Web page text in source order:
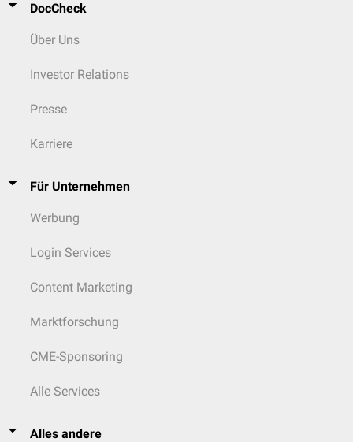
DocCheck
Über Uns
Investor Relations
Presse
Karriere
Für Unternehmen
Werbung
Login Services
Content Marketing
Marktforschung
CME-Sponsoring
Alle Services
Alles andere